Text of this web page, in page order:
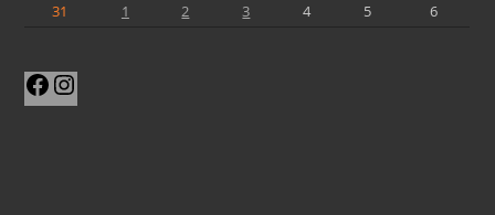
31
1 2 3 4 5 6
Facebook